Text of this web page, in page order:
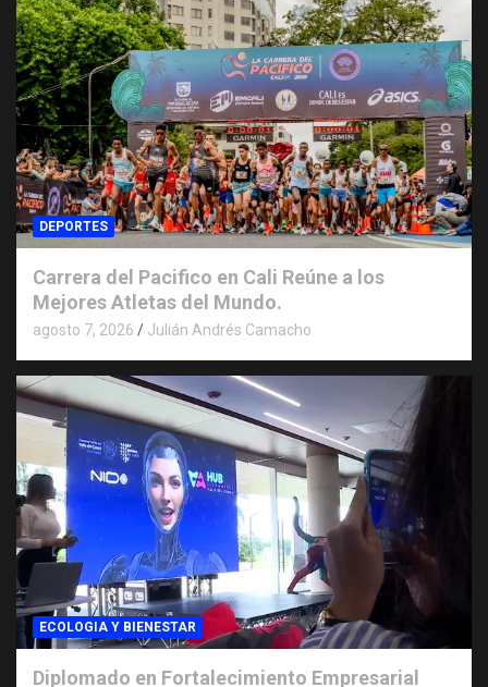
DEPORTES
Carrera del Pacifico en Cali Reúne a los
Mejores Atletas del Mundo.
agosto 7, 2026 Julián Andrés Camacho
ECOLOGIA Y BIENESTAR
Diplomado en Fortalecimiento Empresarial